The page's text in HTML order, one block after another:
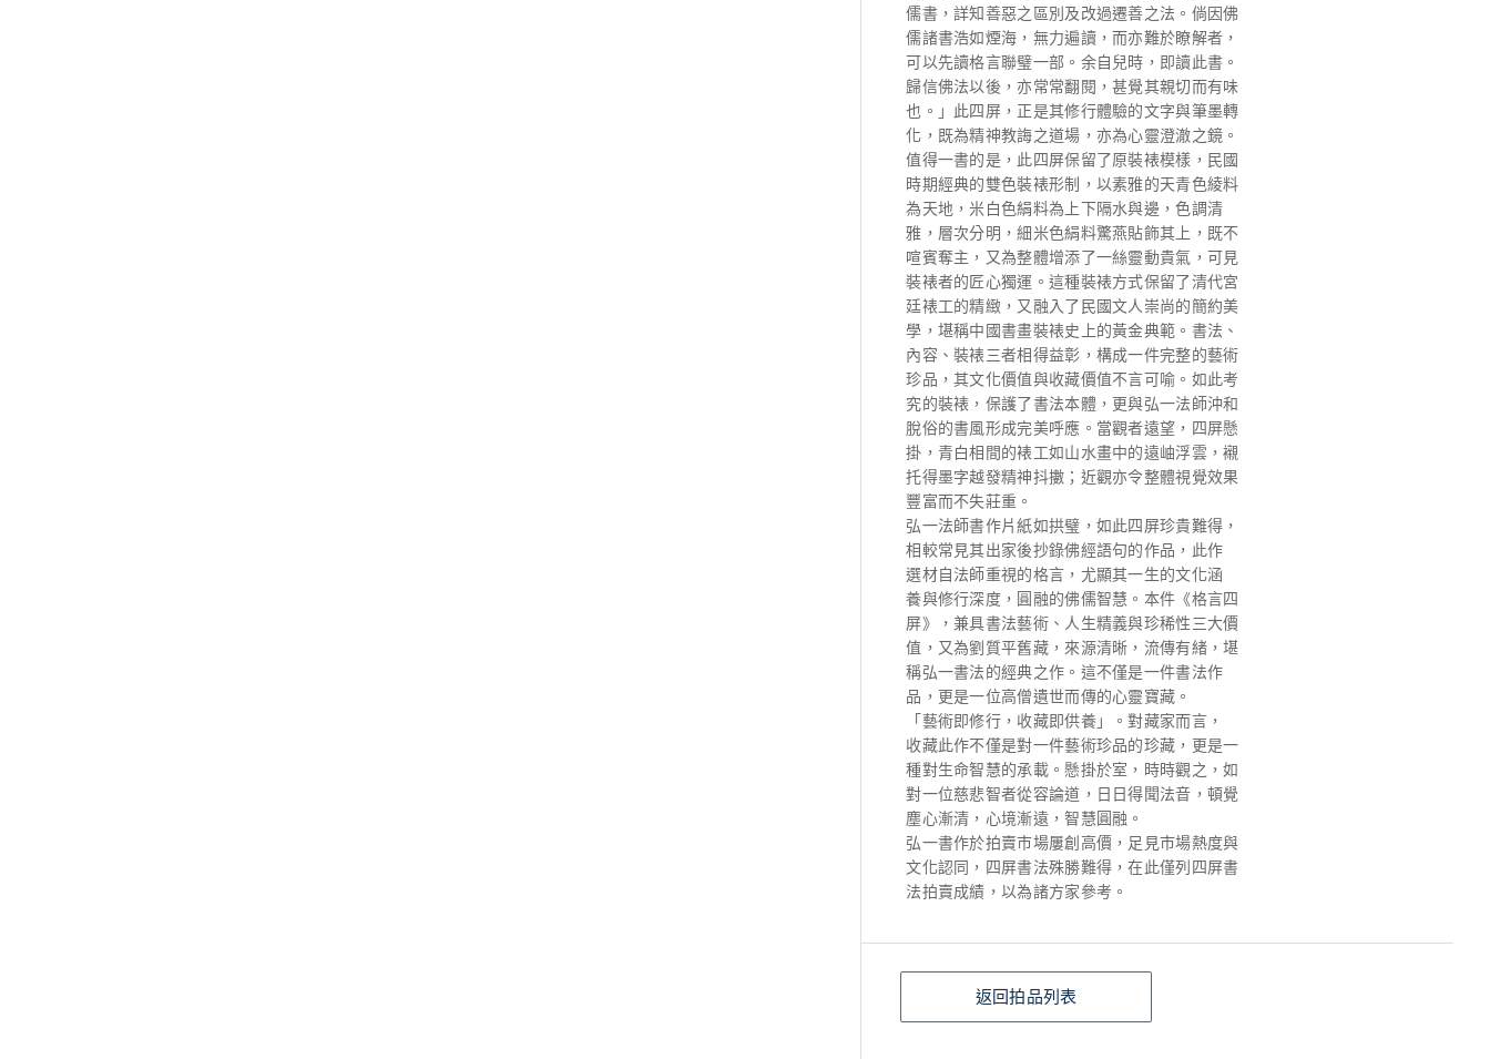
儒書，詳知善惡之區別及改過遷善之法。倘因佛
儒諸書浩如煙海，無力遍讀，而亦難於瞭解者，
可以先讀格言聯璧一部。余自兒時，即讀此書。
歸信佛法以後，亦常常翻閱，甚覺其親切而有味
也。」此四屏，正是其修行體驗的文字與筆墨轉
化，既為精神教誨之道場，亦為心靈澄澈之鏡。
值得一書的是，此四屏保留了原裝裱模樣，民國
時期經典的雙色裝裱形制，以素雅的天青色綾料
為天地，米白色絹料為上下隔水與邊，色調清
雅，層次分明，細米色絹料驚燕貼飾其上，既不
喧賓奪主，又為整體增添了一絲靈動貴氣，可見
裝裱者的匠心獨運。這種裝裱方式保留了清代宮
廷裱工的精緻，又融入了民國文人崇尚的簡約美
學，堪稱中國書畫裝裱史上的黃金典範。書法、
內容、裝裱三者相得益彰，構成一件完整的藝術
珍品，其文化價值與收藏價值不言可喻。如此考
究的裝裱，保護了書法本體，更與弘一法師沖和
脫俗的書風形成完美呼應。當觀者遠望，四屏懸
掛，青白相間的裱工如山水畫中的遠岫浮雲，襯
托得墨字越發精神抖擻；近觀亦令整體視覺效果
豐富而不失莊重。
弘一法師書作片紙如拱璧，如此四屏珍貴難得，
相較常見其出家後抄錄佛經語句的作品，此作
選材自法師重視的格言，尤顯其一生的文化涵
養與修行深度，圓融的佛儒智慧。本件《格言四
屏》，兼具書法藝術、人生精義與珍稀性三大價
值，又為劉質平舊藏，來源清晰，流傳有緒，堪
稱弘一書法的經典之作。這不僅是一件書法作
品，更是一位高僧遺世而傳的心靈寶藏。
「藝術即修行，收藏即供養」。對藏家而言，
收藏此作不僅是對一件藝術珍品的珍藏，更是一
種對生命智慧的承載。懸掛於室，時時觀之，如
對一位慈悲智者從容論道，日日得聞法音，頓覺
塵心漸清，心境漸遠，智慧圓融。
弘一書作於拍賣市場屢創高價，足見市場熱度與
文化認同，四屏書法殊勝難得，在此僅列四屏書
法拍賣成績，以為諸方家參考。
返回拍品列表